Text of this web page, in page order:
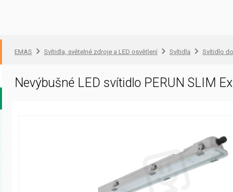
EMAS Svítidla, světelné zdroje a LED osvětlení Svítidla Svítidlo
Nevýbušné LED svítidlo PERUN SLIM